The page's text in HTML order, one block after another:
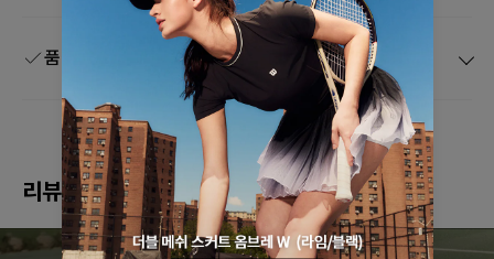
품질보증 및 A/S
리뷰